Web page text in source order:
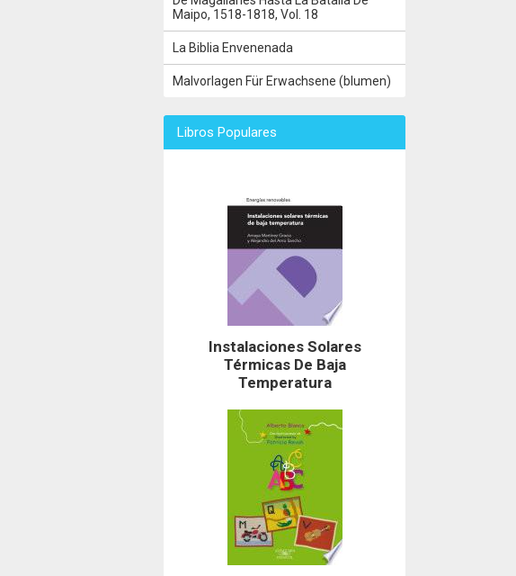
Maipo, 1518-1818, Vol. 18
La Biblia Envenenada
Malvorlagen Für Erwachsene (blumen)
Libros Populares
Instalaciones Solares
Térmicas De Baja
Temperatura